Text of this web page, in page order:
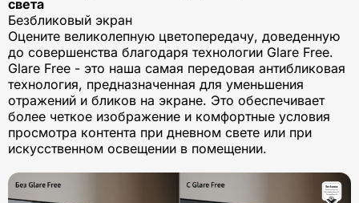
света
Безбликовый экран
Оцените великолепную цветопередачу, доведенную
до совершенства благодаря технологии Glare Free.
Glare Free - это наша самая передовая антибликовая
технология, предназначенная для уменьшения
отражений и бликов на экране. Это обеспечивает
более четкое изображение и комфортные условия
просмотра контента при дневном свете или при
искусственном освещении в помещении.